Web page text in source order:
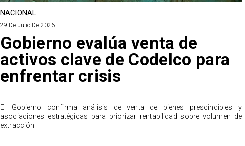
NACIONAL
29 De Julio De 2026
Gobierno evalúa venta de
activos clave de Codelco para
enfrentar crisis
​El Gobierno confirma análisis de venta de bienes prescindibles y
asociaciones estratégicas para priorizar rentabilidad sobre volumen de
extracción